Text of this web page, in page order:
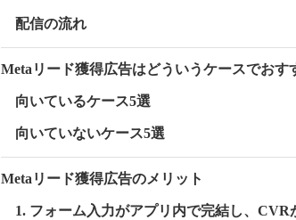
配信の流れ
Metaリード獲得広告はどういうケースでおす
向いているケース5選
向いていないケース5選
Metaリード獲得広告のメリット
1. フォーム入力がアプリ内で完結し、CVR